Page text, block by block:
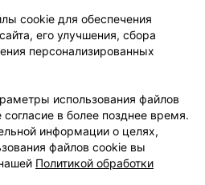
Новости проекта
Медицинский маркетинг
Доставка
Вакансии
Партнеры
103.by
в поддержку
настройки Cookie
cookie для обеспечения
его улучшения, сбора
персонализированных
использования файлов
в более позднее время.
информации о целях,
файлов cookie вы
Политикой обработки